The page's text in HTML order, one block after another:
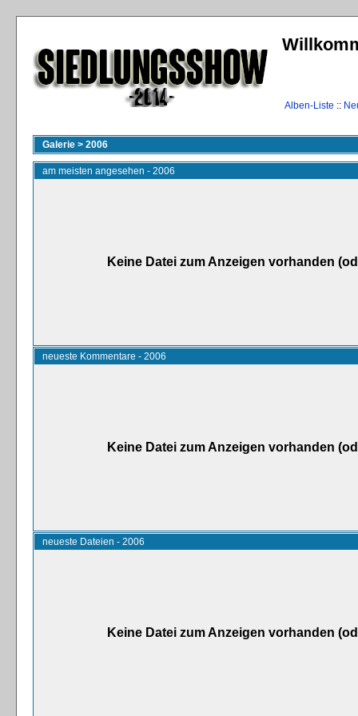
Alben-Liste ::
Galerie > 2006
am meisten angesehen - 2006
Keine Datei zum Anzeigen vorhanden
neueste Kommentare - 2006
Keine Datei zum Anzeigen vorhanden
neueste Dateien - 2006
Keine Datei zum Anzeigen vorhanden